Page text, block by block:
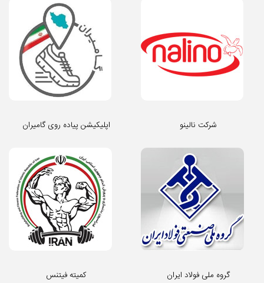
اپلیکیشن پیاده روی گامیران شرکت نالینو
کمیته فیتنس گروه ملی فولاد ایران